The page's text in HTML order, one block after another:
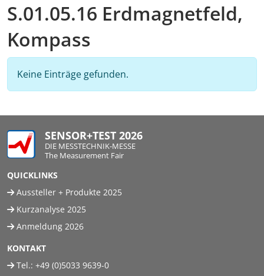
S.01.05.16 Erdmagnetfeld,
Kompass
Keine Einträge gefunden.
SENSOR+TEST 2026
DIE MESSTECHNIK-MESSE
The Measurement Fair
QUICKLINKS
Aussteller + Produkte 2025
Kurzanalyse 2025
Anmeldung 2026
KONTAKT
Tel.: +49 (0)5033 9639-0